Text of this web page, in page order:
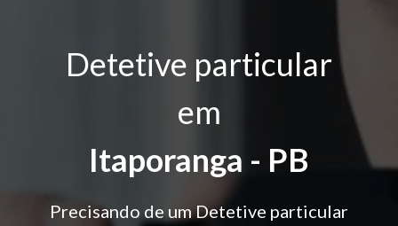
Detetive particular
em
Itaporanga - PB
Precisando de um Detetive particular